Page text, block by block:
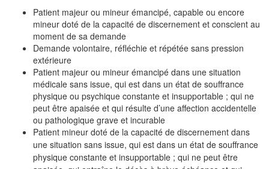
Patient majeur ou mineur émancipé, capable ou encore
mineur doté de la capacité de discernement et conscient au
moment de sa demande
Demande volontaire, réfléchie et répétée sans pression
extérieure
Patient majeur ou mineur émancipé dans une situation
médicale sans issue, qui est dans un état de souffrance
physique ou psychique constante et insupportable ; qui ne
peut être apaisée et qui résulte d’une affection accidentelle
ou pathologique grave et incurable
Patient mineur doté de la capacité de discernement dans
une situation sans issue, qui est dans un état de souffrance
physique constante et insupportable ; qui ne peut être